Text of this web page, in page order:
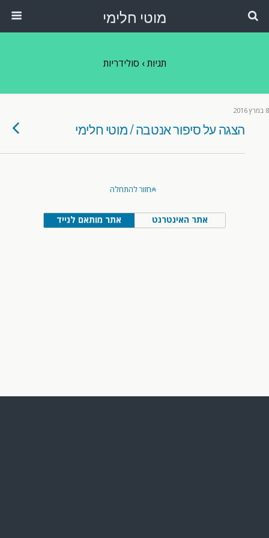
מוטי חלימי
תגיות › סולידריות
8 במרץ 2016
הצגה על סיפור אנטבה / מוטי חלימי
חזור להתחלה
אתר מותאם לנייד אתר האינטרנט